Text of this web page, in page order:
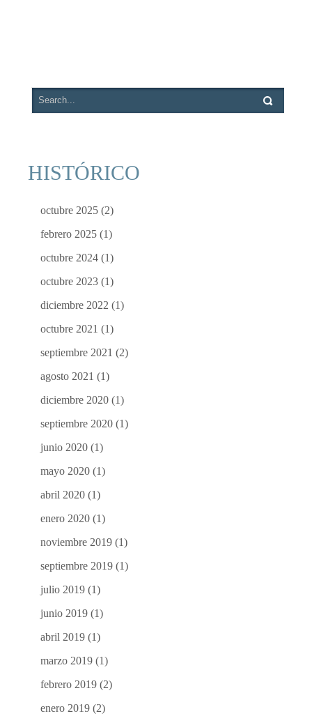
HISTÓRICO
octubre 2025 (2)
febrero 2025 (1)
octubre 2024 (1)
octubre 2023 (1)
diciembre 2022 (1)
octubre 2021 (1)
septiembre 2021 (2)
agosto 2021 (1)
diciembre 2020 (1)
septiembre 2020 (1)
junio 2020 (1)
mayo 2020 (1)
abril 2020 (1)
enero 2020 (1)
noviembre 2019 (1)
septiembre 2019 (1)
julio 2019 (1)
junio 2019 (1)
abril 2019 (1)
marzo 2019 (1)
febrero 2019 (2)
enero 2019 (2)